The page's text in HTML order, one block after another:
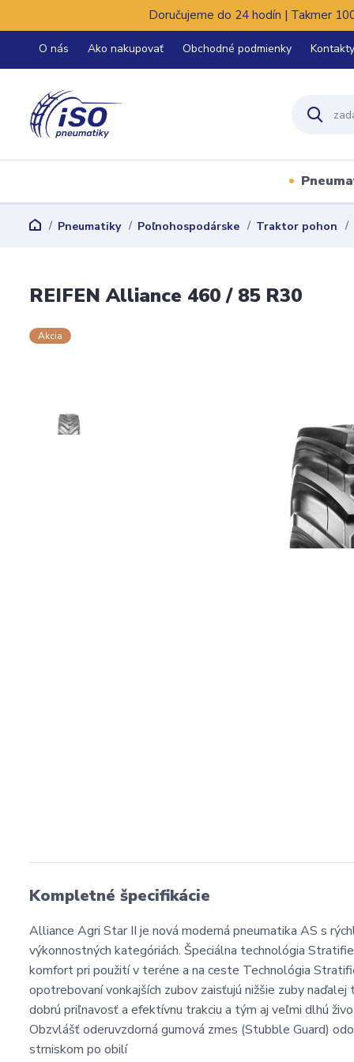
Doručujeme do 24 hodín | Takmer
O nás Ako nakupovať Obchodné podmienky Kontakty
Pneumatiky Poľnohospodárske Traktor pohon
REIFEN Alliance 460 / 85 R30
Akcia
Kompletné špecifikácie
Alliance Agri Star II je nová moderná pneumatika AS s
výkonnostných kategóriách. Špeciálna technológia
komfort pri použití v teréne a na ceste Technológia
opotrebovaní vonkajších zubov zaisťujú nižšie zuby
dobrú priľnavosť a efektívnu trakciu a tým aj veľmi dlhú
Obzvlášť oderuvzdorná gumová zmes (Stubble Guard)
strniskom po obilí